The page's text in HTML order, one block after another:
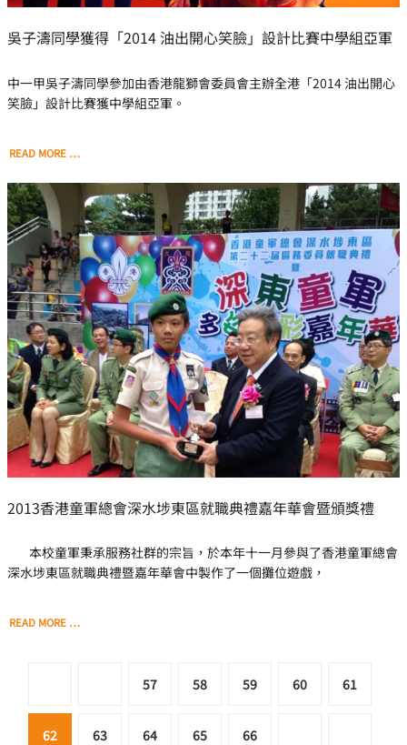
吳子濤同學獲得「2014 油出開心笑臉」設計比賽中學組亞軍
中一甲吳子濤同學參加由香港龍獅會委員會主辦全港「2014 油出開心
笑臉」設計比賽獲中學組亞軍。
READ MORE …
2013香港童軍總會深水埗東區就職典禮嘉年華會暨頒獎禮
本校童軍秉承服務社群的宗旨，於本年十一月參與了香港童軍總會
深水埗東區就職典禮暨嘉年華會中製作了一個攤位遊戲，
READ MORE …
57 58 59 60 61
62 63 64 65 66